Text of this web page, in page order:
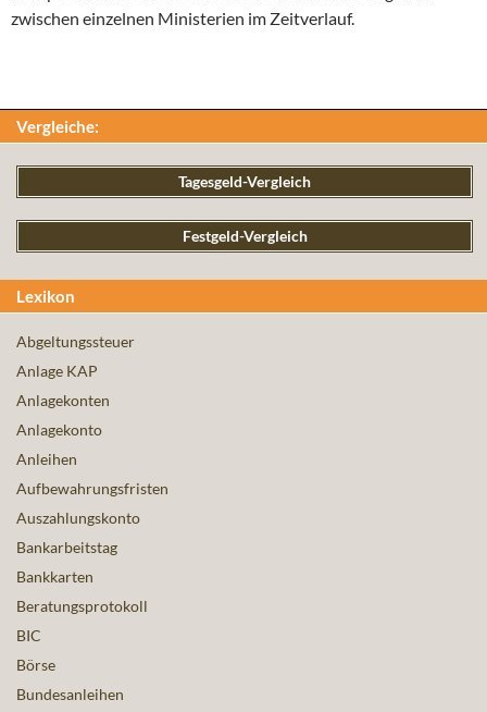
zwischen einzelnen Ministerien im Zeitverlauf.
Vergleiche:
Tagesgeld-Vergleich
Festgeld-Vergleich
Lexikon
Abgeltungssteuer
Anlage KAP
Anlagekonten
Anlagekonto
Anleihen
Aufbewahrungsfristen
Auszahlungskonto
Bankarbeitstag
Bankkarten
Beratungsprotokoll
BIC
Börse
Bundesanleihen